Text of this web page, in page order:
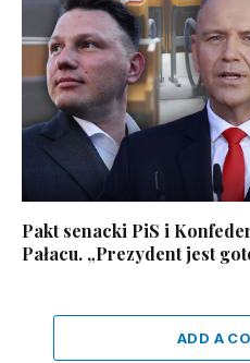
Pakt senacki PiS i
Pałacu. „Prezydent jest
ADD A